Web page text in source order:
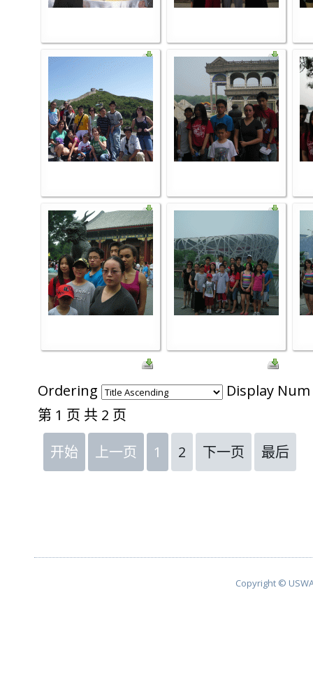
Ordering
Display Num
第 1 页 共 2 页
开始
上一页 1 2 下一页 最后
Copyright ©